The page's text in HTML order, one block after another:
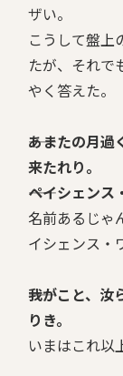
ザい。
こうして盤上
たが、それで
やく答えた。
――あまたの月
来たれり。
――ペイシェン
名前あるじゃ
イシェンス・
――我がこと、
りき。
いまはこれ以